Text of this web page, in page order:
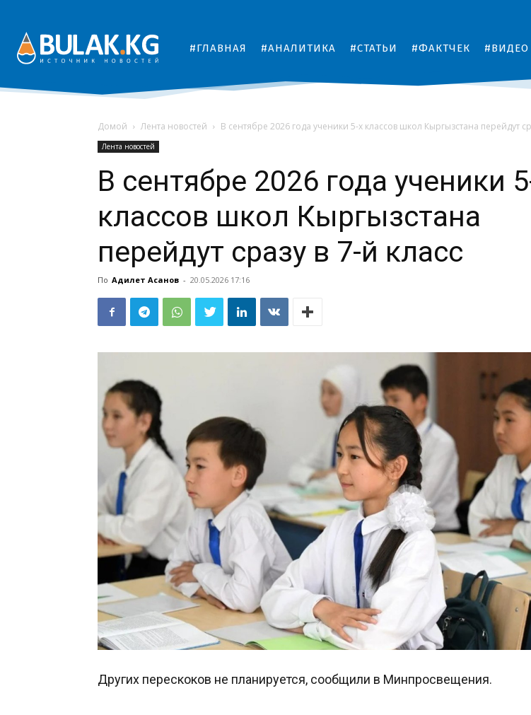
#ГЛАВНАЯ #АНАЛИТИКА #СТАТЬИ #ФАКТЧЕК #ВИДЕО
Домой Лента новостей В сентябре 2026 года ученики 5-х классов школ Кыргызстана перейдут
Лента новостей
В сентябре 2026 года ученики
классов школ Кыргызстана
перейдут сразу в 7-й класс
По Адилет Асанов - 20.05.2026 17:16
Других перескоков не планируется, сообщили в Минпросвещения.